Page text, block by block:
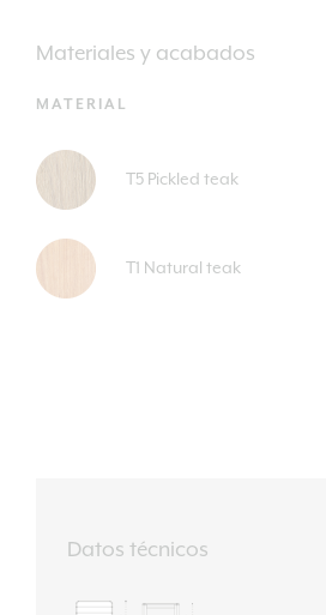
Materiales y acabados
MATERIAL
T5 Pickled teak
T1 Natural teak
Datos técnicos